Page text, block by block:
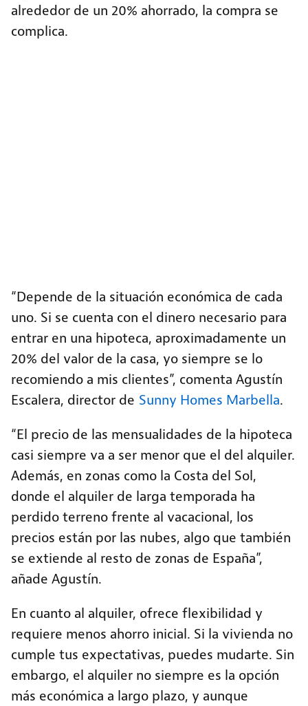
alrededor de un 20% ahorrado, la compra se
complica.
“Depende de la situación económica de cada
uno. Si se cuenta con el dinero necesario para
entrar en una hipoteca, aproximadamente un
20% del valor de la casa, yo siempre se lo
recomiendo a mis clientes”, comenta Agustín
Escalera, director de Sunny Homes Marbella.
“El precio de las mensualidades de la hipoteca
casi siempre va a ser menor que el del alquiler.
Además, en zonas como la Costa del Sol,
donde el alquiler de larga temporada ha
perdido terreno frente al vacacional, los
precios están por las nubes, algo que también
se extiende al resto de zonas de España”,
añade Agustín.
En cuanto al alquiler, ofrece flexibilidad y
requiere menos ahorro inicial. Si la vivienda no
cumple tus expectativas, puedes mudarte. Sin
embargo, el alquiler no siempre es la opción
más económica a largo plazo, y aunque